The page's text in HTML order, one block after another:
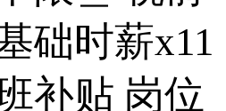
础时薪x11
补贴 岗位